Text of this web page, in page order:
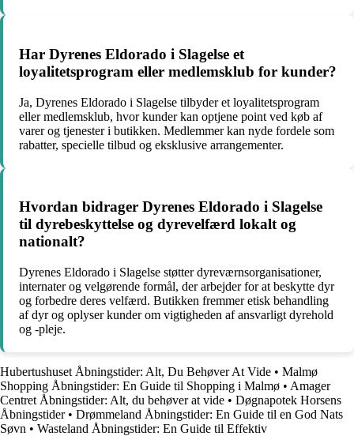
Har Dyrenes Eldorado i Slagelse et
loyalitetsprogram eller medlemsklub for kunder?
Ja, Dyrenes Eldorado i Slagelse tilbyder et loyalitetsprogram
eller medlemsklub, hvor kunder kan optjene point ved køb af
varer og tjenester i butikken. Medlemmer kan nyde fordele som
rabatter, specielle tilbud og eksklusive arrangementer.
Hvordan bidrager Dyrenes Eldorado i Slagelse
til dyrebeskyttelse og dyrevelfærd lokalt og
nationalt?
Dyrenes Eldorado i Slagelse støtter dyreværnsorganisationer,
internater og velgørende formål, der arbejder for at beskytte dyr
og forbedre deres velfærd. Butikken fremmer etisk behandling
af dyr og oplyser kunder om vigtigheden af ansvarligt dyrehold
og -pleje.
Hubertushuset Åbningstider: Alt, Du Behøver At Vide • Malmø
Shopping Åbningstider: En Guide til Shopping i Malmø • Amager
Centret Åbningstider: Alt, du behøver at vide • Døgnapotek Horsens
Åbningstider• Drømmeland Åbningstider: En Guide til en God Nats
Søvn • Wasteland Åbningstider: En Guide til Effektiv